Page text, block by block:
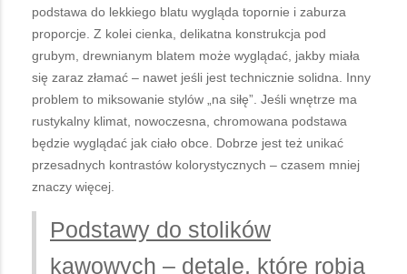
podstawa do lekkiego blatu wygląda topornie i zaburza
proporcje. Z kolei cienka, delikatna konstrukcja pod
grubym, drewnianym blatem może wyglądać, jakby miała
się zaraz złamać – nawet jeśli jest technicznie solidna. Inny
problem to miksowanie stylów „na siłę”. Jeśli wnętrze ma
rustykalny klimat, nowoczesna, chromowana podstawa
będzie wyglądać jak ciało obce. Dobrze jest też unikać
przesadnych kontrastów kolorystycznych – czasem mniej
znaczy więcej.
Podstawy do stolików
kawowych – detale, które robią